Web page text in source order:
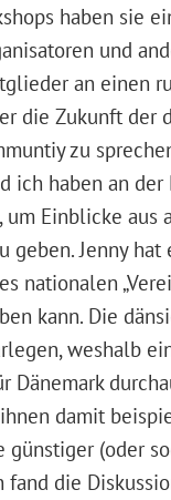
haben sie
und
an einen
die Zukunft der
zu
ich haben an der
Einblicke aus
geben. Jenny
nationalen
kann. Die
weshalb
Dänemark
damit
günstiger (oder
fand die